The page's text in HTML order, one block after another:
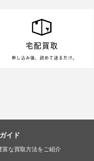
イド
富な買取方法をご紹介